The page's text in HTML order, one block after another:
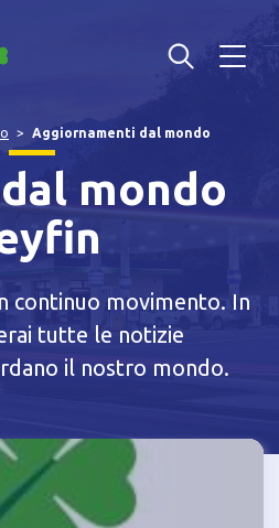
Aggiornamenti dal mondo
mondo
continuo movimento. In
tutte le notizie
il nostro mondo.